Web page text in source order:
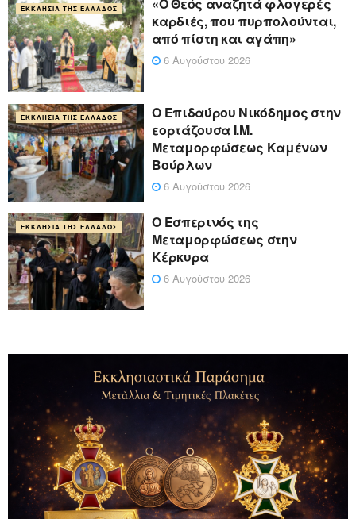
ΕΚΚΛΗΣΊΑ ΤΗΣ ΕΛΛΆΔΟΣ
καρδιές, που πυρπολούνται,
από πίστη και αγάπη»
6 Αυγούστου 2026
ΕΚΚΛΗΣΊΑ ΤΗΣ ΕΛΛΆΔΟΣ
Ο Επιδαύρου Νικόδημος στην
εορτάζουσα Ι.Μ.
Μεταμορφώσεως Καμένων
Βούρλων
6 Αυγούστου 2026
ΕΚΚΛΗΣΊΑ ΤΗΣ ΕΛΛΆΔΟΣ
Ο Εσπερινός της
Μεταμορφώσεως στην
Κέρκυρα
6 Αυγούστου 2026